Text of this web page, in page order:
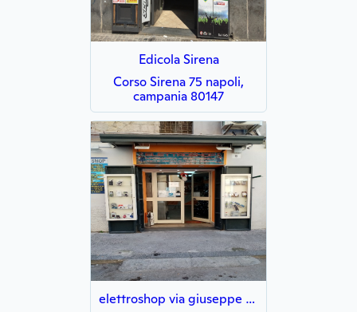
Edicola Sirena
Corso Sirena 75 napoli,
campania 80147
elettroshop via giuseppe garibaldi 9